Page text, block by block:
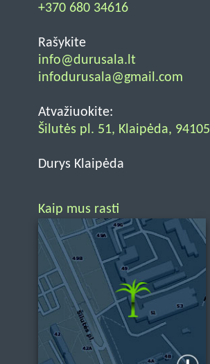
+370 680 34616
Rašykite
info@durusala.lt
infodurusala@gmail.com
Atvažiuokite:
Šilutės pl. 51, Klaipėda, 94105
Durys Klaipėda
Kaip mus rasti